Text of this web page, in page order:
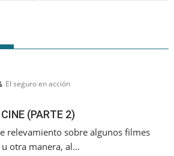
El seguro en acción
(PARTE 2)
relevamiento sobre algunos filmes
otra manera, al...